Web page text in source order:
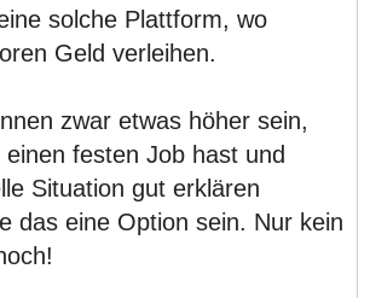
solche Plattform, wo
Geld verleihen.
zwar etwas höher sein,
festen Job hast und
Situation gut erklären
das eine Option sein. Nur kein